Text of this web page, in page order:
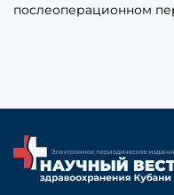
послеоперационном